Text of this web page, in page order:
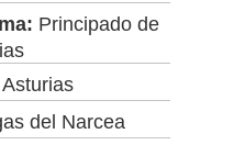
Principado de
Asturias
del Narcea